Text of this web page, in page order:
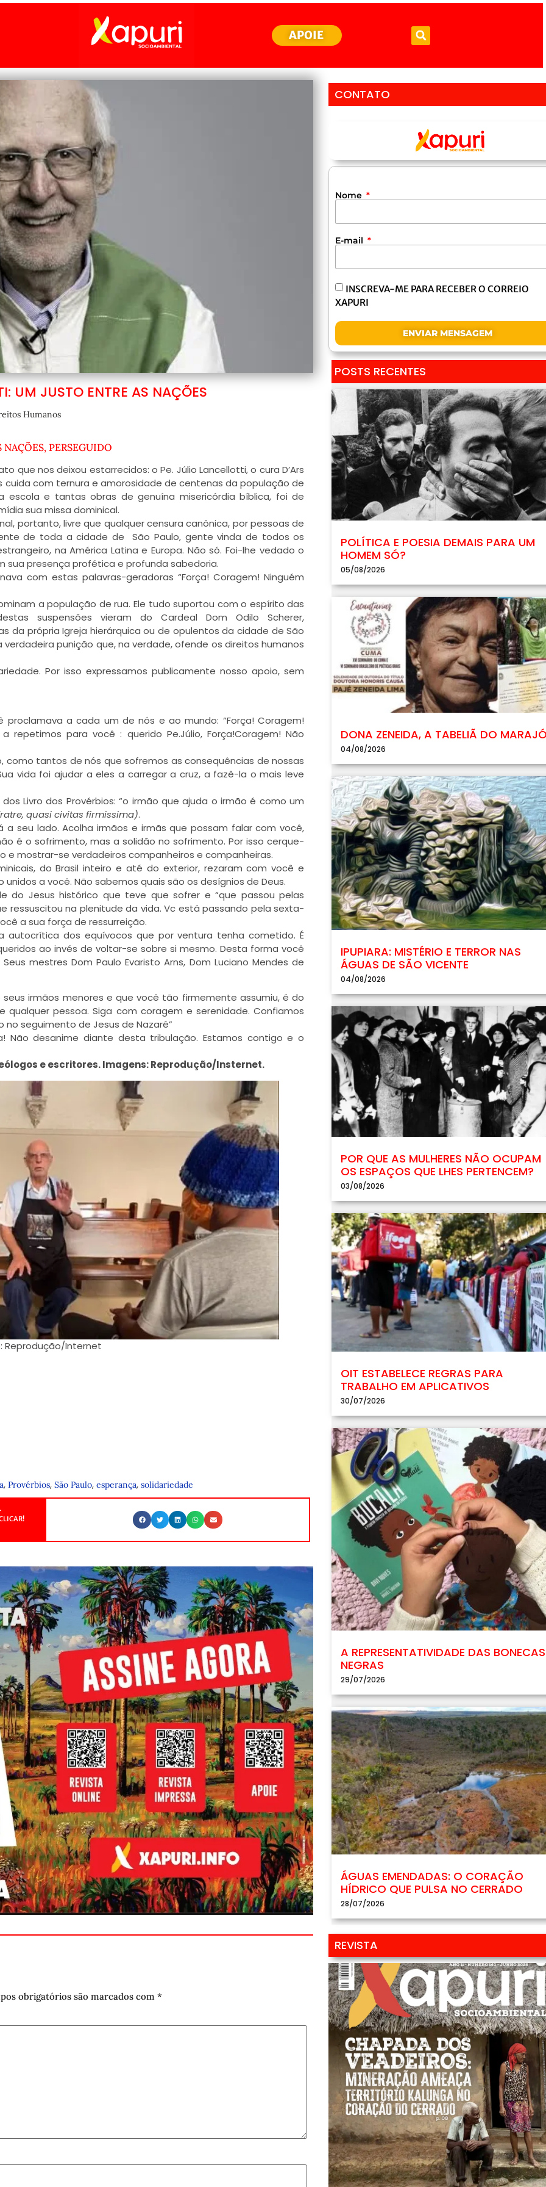
APOIE
UM JUSTO ENTRE AS NAÇÕES
Humanos
PERSEGUIDO
que nos deixou estarrecidos: o Pe. Júlio Lancellotti, o cura D’Ars
cuida com ternura e amorosidade de centenas da população de
escola e tantas obras de genuína misericórdia bíblica, foi de
sua missa dominical.
portanto, livre que qualquer censura canônica, por pessoas de
de toda a cidade de São Paulo, gente vinda de todos os
na América Latina e Europa. Não só. Foi-lhe vedado o
sua presença profética e profunda sabedoria.
com estas palavras-geradoras “Força! Coragem! Ninguém
a população de rua. Ele tudo suportou com o espírito das
suspensões vieram do Cardeal Dom Odilo Scherer,
da própria Igreja hierárquica ou de opulentos da cidade de São
punição que, na verdade, ofende os direitos humanos
Por isso expressamos publicamente nosso apoio, sem
a cada um de nós e ao mundo: “Força! Coragem!
repetimos para você : querido Pe.Júlio, Força!Coragem! Não
como tantos de nós que sofremos as consequências de nossas
vida foi ajudar a eles a carregar a cruz, a fazê-la o mais leve
Livro dos Provérbios: “o irmão que ajuda o irmão é como um
quasi civitas firmissima).
seu lado. Acolha irmãos e irmãs que possam falar com você,
é o sofrimento, mas a solidão no sofrimento. Por isso cerque-
e mostrar-se verdadeiros companheiros e companheiras.
do Brasil inteiro e até do exterior, rezaram com você e
a você. Não sabemos quais são os desígnios de Deus.
do Jesus histórico que teve que sofrer e “que passou pelas
ressuscitou na plenitude da vida. Vc está passando pela sexta-
a sua força de ressurreição.
autocrítica dos equívocos que por ventura tenha cometido. É
ao invés de voltar-se sobre si mesmo. Desta forma você
mestres Dom Paulo Evaristo Arns, Dom Luciano Mendes de
irmãos menores e que você tão firmemente assumiu, é do
qualquer pessoa. Siga com coragem e serenidade. Confiamos
seguimento de Jesus de Nazaré”
Não desanime diante desta tribulação. Estamos contigo e o
e escritores. Imagens: Reprodução/Insternet.
Reprodução/Internet
, Provérbios, São Paulo, esperança, solidariedade
obrigatórios são marcados com *
CONTATO
Nome
E-mail
INSCREVA-ME PARA RECEBER O CORREIO
XAPURI
ENVIAR MENSAGEM
POSTS RECENTES
POLÍTICA E POESIA DEMAIS PARA UM
HOMEM SÓ?
05/08/2026
DONA ZENEIDA, A TABELIÃ DO
04/08/2026
IPUPIARA: MISTÉRIO E TERROR NAS
ÁGUAS DE SÃO VICENTE
04/08/2026
POR QUE AS MULHERES NÃO OCUPAM
OS ESPAÇOS QUE LHES PERTENCEM?
03/08/2026
OIT ESTABELECE REGRAS PARA
TRABALHO EM APLICATIVOS
30/07/2026
A REPRESENTATIVIDADE DAS BONECAS
NEGRAS
29/07/2026
ÁGUAS EMENDADAS: O CORAÇÃO
HÍDRICO QUE PULSA NO CERRADO
28/07/2026
REVISTA